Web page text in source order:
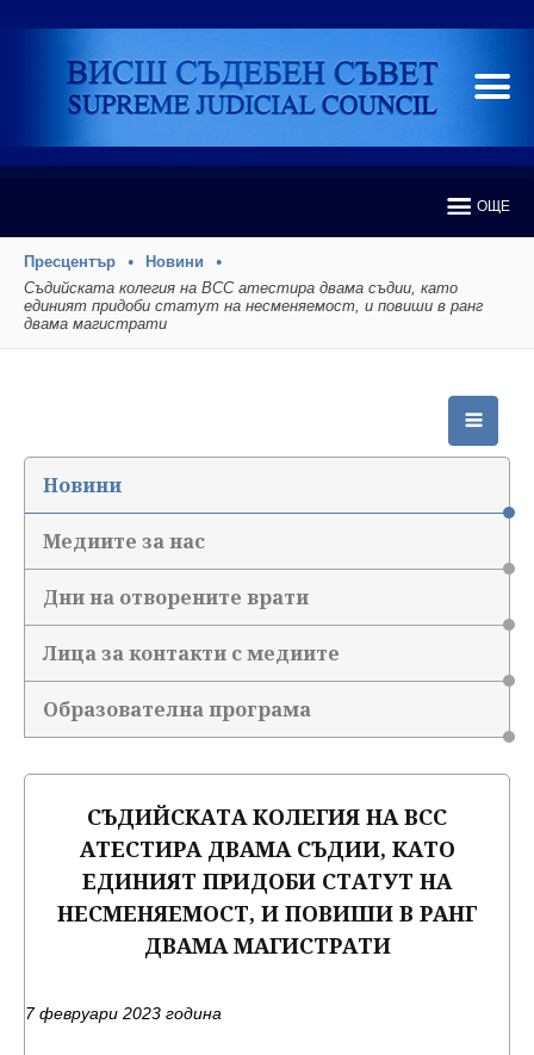
ОЩЕ
Пресцентър
Новини
Съдийската колегия на ВСС атестира двама съдии, като
единият придоби статут на несменяемост, и повиши в ранг
двама магистрати
Новини
Медиите за нас
Дни на отворените врати
Лица за контакти с медиите
Образователна програма
СЪДИЙСКАТА КОЛЕГИЯ НА ВСС
АТЕСТИРА ДВАМА СЪДИИ, КАТО
ЕДИНИЯТ ПРИДОБИ СТАТУТ НА
НЕСМЕНЯЕМОСТ, И ПОВИШИ В РАНГ
ДВАМА МАГИСТРАТИ
7 февруари 2023 година